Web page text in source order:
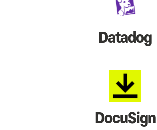
Datadog
DocuSign